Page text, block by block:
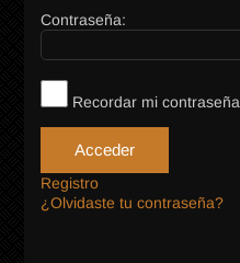
Contraseña:
Recordar mi contraseña
Acceder
Registro
¿Olvidaste tu contraseña?